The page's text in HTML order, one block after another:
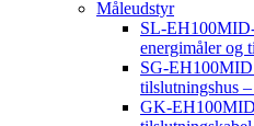
Måleudstyr
SL-EH100MID-
energimåler og
SG-
tilslutningshus
GK-